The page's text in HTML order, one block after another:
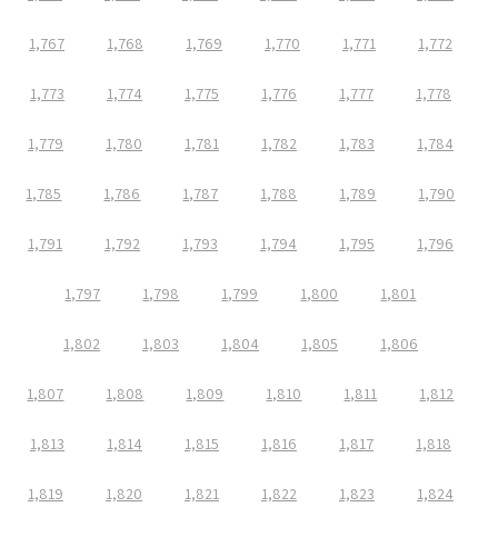
1,767 1,768 1,769 1,770 1,771 1,772
1,773 1,774 1,775 1,776 1,777 1,778
1,779 1,780 1,781 1,782 1,783 1,784
1,785 1,786 1,787 1,788 1,789 1,790
1,791 1,792 1,793 1,794 1,795 1,796
1,797 1,798 1,799 1,800 1,801
1,802 1,803 1,804 1,805 1,806
1,807 1,808 1,809 1,810 1,811 1,812
1,813 1,814 1,815 1,816 1,817 1,818
1,819 1,820 1,821 1,822 1,823 1,824